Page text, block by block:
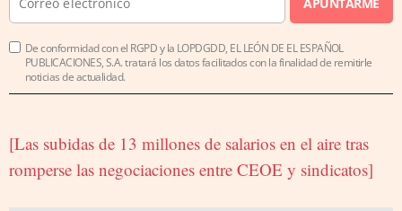
De conformidad con el RGPD y la LOPDGDD, EL LEÓN DE EL ESPAÑOL
PUBLICACIONES, S.A. tratará los datos facilitados con la finalidad de remitirle
noticias de actualidad.
[Las subidas de 13 millones de salarios en el aire tras
romperse las negociaciones entre CEOE y sindicatos]